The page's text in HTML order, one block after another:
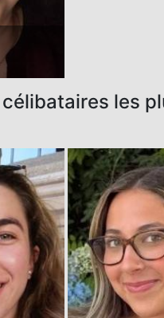
célibataires les